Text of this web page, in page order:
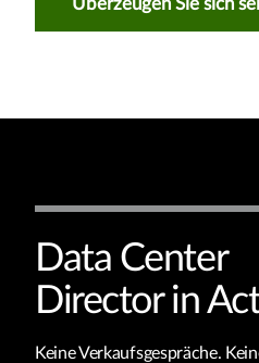
Überzeugen Sie sich
Data Center
Director in
Keine Verkaufsgespräche.